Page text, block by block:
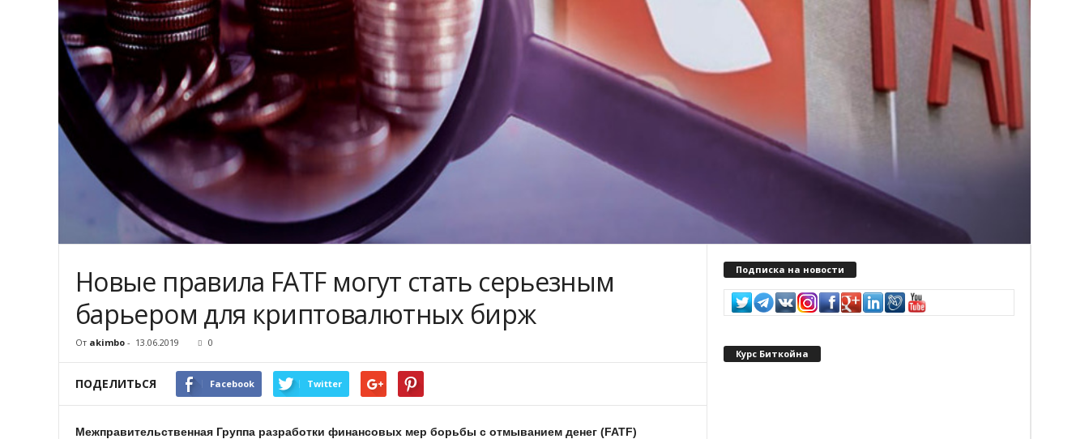
Новые правила FATF могут стать серьезным
барьером для криптовалютных бирж
От akimbo - 13.06.2019 0
ПОДЕЛИТЬСЯ Facebook Twitter
Межправительственная Группа разработки финансовых мер борьбы с отмыванием денег (FATF)
Подписка на новости
Курс Биткойна